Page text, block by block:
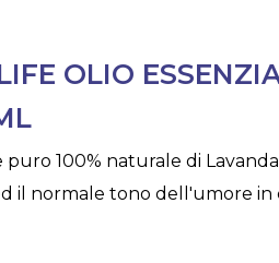
OLIO
puro 100% naturale di
il normale tono dell'umore in